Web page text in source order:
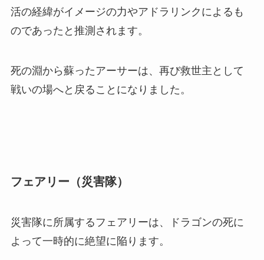
活の経緯がイメージの力やアドラリンクによるも
のであったと推測されます。
死の淵から蘇ったアーサーは、再び救世主として
戦いの場へと戻ることになりました。
フェアリー（災害隊）
災害隊に所属するフェアリーは、ドラゴンの死に
よって一時的に絶望に陥ります。